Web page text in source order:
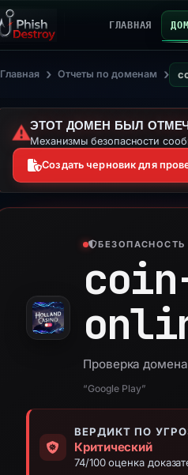
ГЛАВНАЯ
Главная › Отчеты по доменам ›
⚠️ЭТОТ ДОМЕН БЫЛ
Механизмы безопасности
Создать черновик для
Проверка
“Google Play”
ВЕРДИКТ ПО
Критический
74/100 оценка